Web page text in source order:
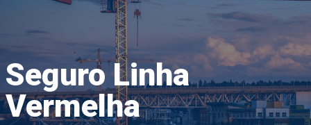
Seguro Linha
Vermelha